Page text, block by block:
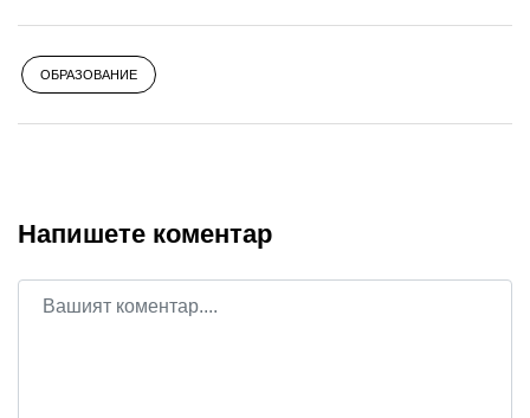
OБРАЗОВАНИЕ
Напишете коментар